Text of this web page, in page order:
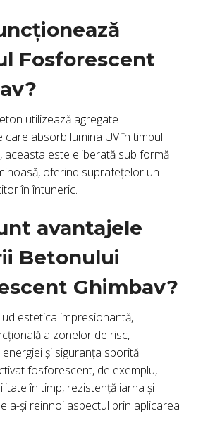
Fosforescent
utilizează agregate
absorb lumina UV în timpul
aceasta este eliberată sub formă
oferind suprafețelor un
în întuneric.
avantajele
Betonului
Ghimbav?
estetica impresionantă,
a zonelor de risc,
și siguranța sporită.
fosforescent, de exemplu,
în timp, rezistență iarna și
a-și reinnoi aspectul prin aplicarea